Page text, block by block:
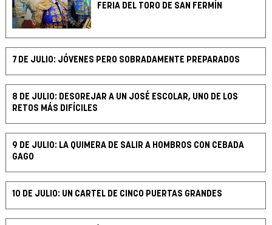
FERIA DEL TORO DE SAN FERMÍN
7 DE JULIO: JÓVENES PERO SOBRADAMENTE PREPARADOS
8 DE JULIO: DESOREJAR A UN JOSÉ ESCOLAR, UNO DE LOS
RETOS MÁS DIFÍCILES
9 DE JULIO: LA QUIMERA DE SALIR A HOMBROS CON CEBADA
GAGO
10 DE JULIO: UN CARTEL DE CINCO PUERTAS GRANDES